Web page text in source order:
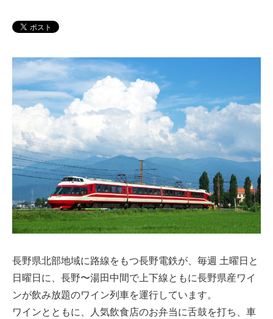
長野県北部地域に路線をもつ長野電鉄が、毎週 土曜日と
日曜日に、長野〜湯田中間で上下線ともに長野県産ワイ
ンが飲み放題のワイン列車を運行しています。
ワインとともに、人気飲食店のお弁当に舌鼓を打ち、車